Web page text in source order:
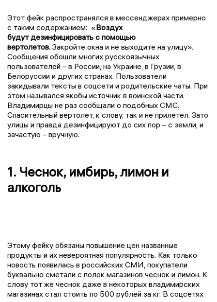
Этот фейк распространялся в мессенджерах примерно
с таким содержанием: «Воздух
будут дезинфицировать с помощью
вертолетов. Закройте окна и не выходите на улицу».
Сообщения обошли многих русскоязычных
пользователей – в России, на Украине, в Грузии, в
Белоруссии и других странах. Пользователи
закидывали тексты в соцсети и родительские чаты. При
этом назывался якобы источник в воинской части.
Владимирцы не раз сообщали о подобных СМС.
Спасительный вертолет, к слову, так и не прилетел. Зато
улицы и правда дезинфицируют до сих пор – с земли, и
зачастую – вручную.
1. Чеснок, имбирь, лимон и
алкоголь
Этому фейку обязаны повышение цен названные
продукты и их невероятная популярность. Как только
новость появилась в российских СМИ, покупатели
буквально сметали с полок магазинов чеснок и лимон. К
слову тот же чеснок даже в некоторых владимирских
магазинах стал стоить по 500 рублей за кг. В соцсетях